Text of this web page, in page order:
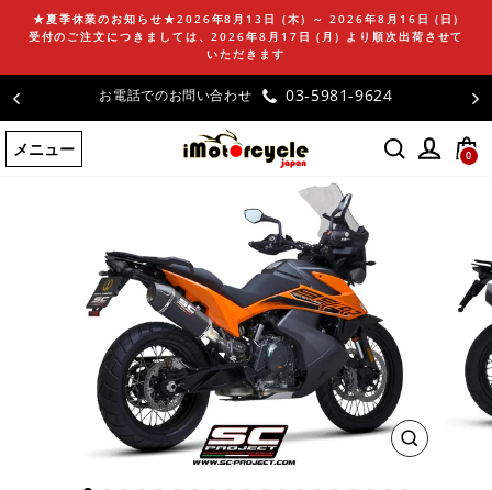
ン
ツ
に
ス
キ
★夏季休業のお知らせ★2026年8月13日 (木) ～ 2026年8月16日 (日)
受付のご注文につきましては、2026年8月17日 (月) より順次出荷させて
いただきます
お電話でのお問い合わせ 03-5981-9624
メニュー 0
閉